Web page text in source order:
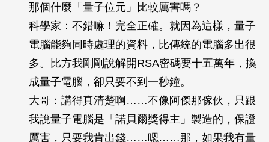
那個什麼「量子位元」比較厲害嗎？
科學家：不錯嘛！完全正確。就因為這樣，量子
電腦能夠同時處理的資料，比傳統的電腦多出很
多。比方我剛剛說解開RSA密碼要十五萬年，換
成量子電腦，卻只要不到一秒鐘。
大哥：講得真清楚啊……不像阿傑那傢伙，只跟
我說量子電腦是「諾貝爾獎得主」製造的，保證
厲害，只要我肯出錢……嗯……那，如果我有量